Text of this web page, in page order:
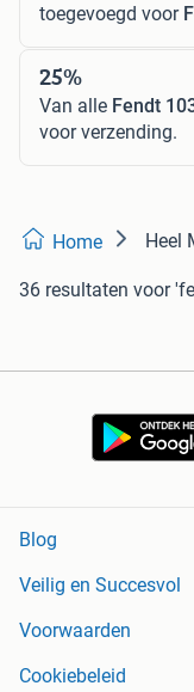
toegevoegd voor
25%
Van alle Fendt
voor verzending.
Home Heel
36 resultaten voor
Blog
Veilig en Succesvol
Voorwaarden
Cookiebeleid